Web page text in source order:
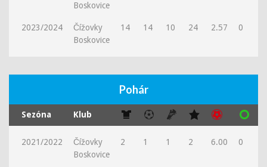
Boskovice
2023/2024
Čížovky
Boskovice
14 14 10 24 2.57 0
Pohár
Sezóna Klub
2021/2022
Čížovky
Boskovice
2 1 1 2 6.00 0